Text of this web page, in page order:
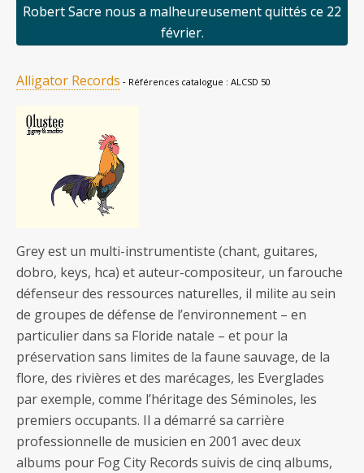
Robert Sacre nous a malheureusement quittés ce 22
février.
Alligator Records ‐ Références catalogue : ALCSD 50
Grey est un multi-instrumentiste (chant, guitares,
dobro, keys, hca) et auteur-compositeur, un farouche
défenseur des ressources naturelles, il milite au sein
de groupes de défense de l’environnement – en
particulier dans sa Floride natale – et pour la
préservation sans limites de la faune sauvage, de la
flore, des rivières et des marécages, les Everglades
par exemple, comme l’héritage des Séminoles, les
premiers occupants. Il a démarré sa carrière
professionnelle de musicien en 2001 avec deux
albums pour Fog City Records suivis de cinq albums,